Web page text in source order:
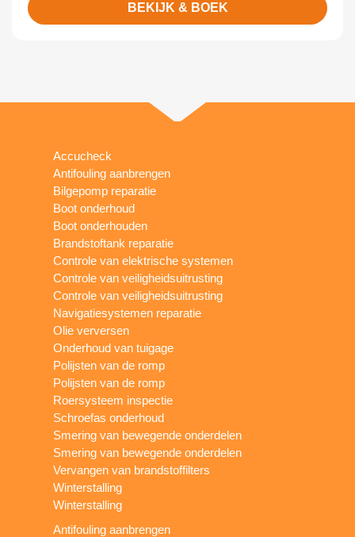
BEKIJK & BOEK
Accucheck
Antifouling aanbrengen
Bilgepomp reparatie
Boot onderhoud
Boot onderhouden
Brandstoftank reparatie
Controle van elektrische systemen
Controle van veiligheidsuitrusting
Controle van veiligheidsuitrusting
Navigatiesystemen reparatie
Olie verversen
Onderhoud van tuigage
Polijsten van de romp
Polijsten van de romp
Roersysteem inspectie
Schroefas onderhoud
Smering van bewegende onderdelen
Smering van bewegende onderdelen
Vervangen van brandstoffilters
Winterstalling
Winterstalling
Antifouling aanbrengen